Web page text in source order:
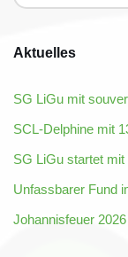
Aktuelles
SG LiGu mit
SCL-Delphine mit
SG LiGu startet
Unfassbarer Fund
Johannisfeuer 2026